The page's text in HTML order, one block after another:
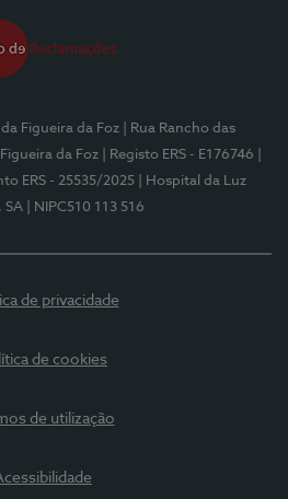
Figueira da Foz
| Rua Rancho das
da Foz
| Registo ERS - E176746
ERS - 25535/2025
| Hospital da Luz
SA
| NIPC510 113 516
de privacidade
de cookies
de utilização